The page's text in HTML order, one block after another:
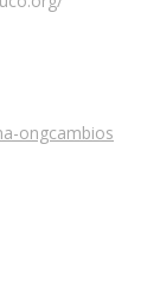
ongcambios